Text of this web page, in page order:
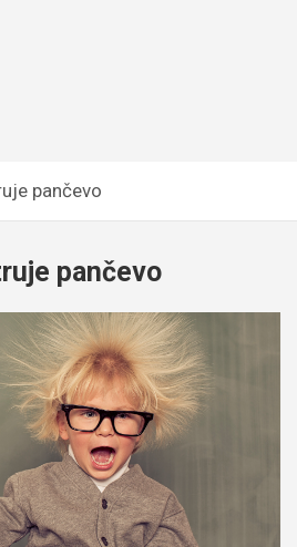
pančevo
pančevo